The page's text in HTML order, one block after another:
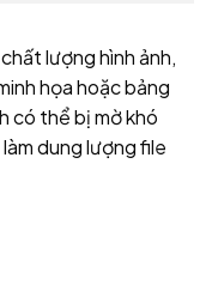
lượng hình ảnh,
họa hoặc bảng
có thể bị mờ khó
dung lượng file